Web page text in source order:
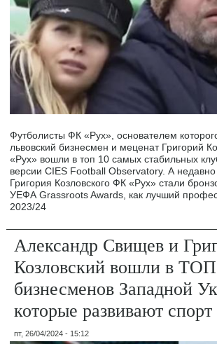
Футболисты ФК «Рух», основателем
львовский бизнесмен и меценат Григорий
«Рух» вошли в топ 10 самых стабильных
версии CIES Football Observatory. А недавно
Григория Козловского ФК «Рух» стали
УЕФА Grassroots Awards, как лучший
2023/24
Александр Свищев и
Козловский вошли в
бизнесменов Западной
которые развивают спорт
пт, 26/04/2024 - 15:12